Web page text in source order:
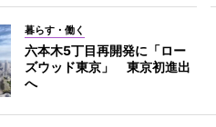
暮らす・働く
六本木5丁目再開発に「ロー
ズウッド東京」 東京初進出
へ